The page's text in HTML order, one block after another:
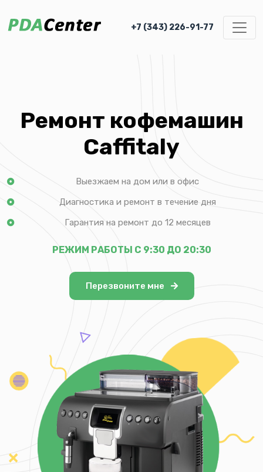
+7 (343) 226-91-77
Ремонт кофемашин
Caffitaly
Выезжаем на дом или в офис
Диагностика и ремонт в течение дня
Гарантия на ремонт до 12 месяцев
РЕЖИМ РАБОТЫ С 9:30 ДО 20:30
Перезвоните мне